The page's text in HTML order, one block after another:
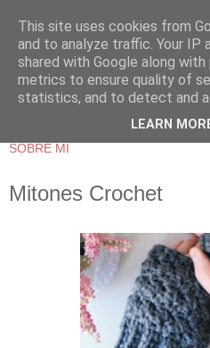
Mitones Crochet
This site uses cookies from
and to analyze traffic. Your IP
shared with Google along
metrics to ensure quality of
statistics, and to detect and
LEARN